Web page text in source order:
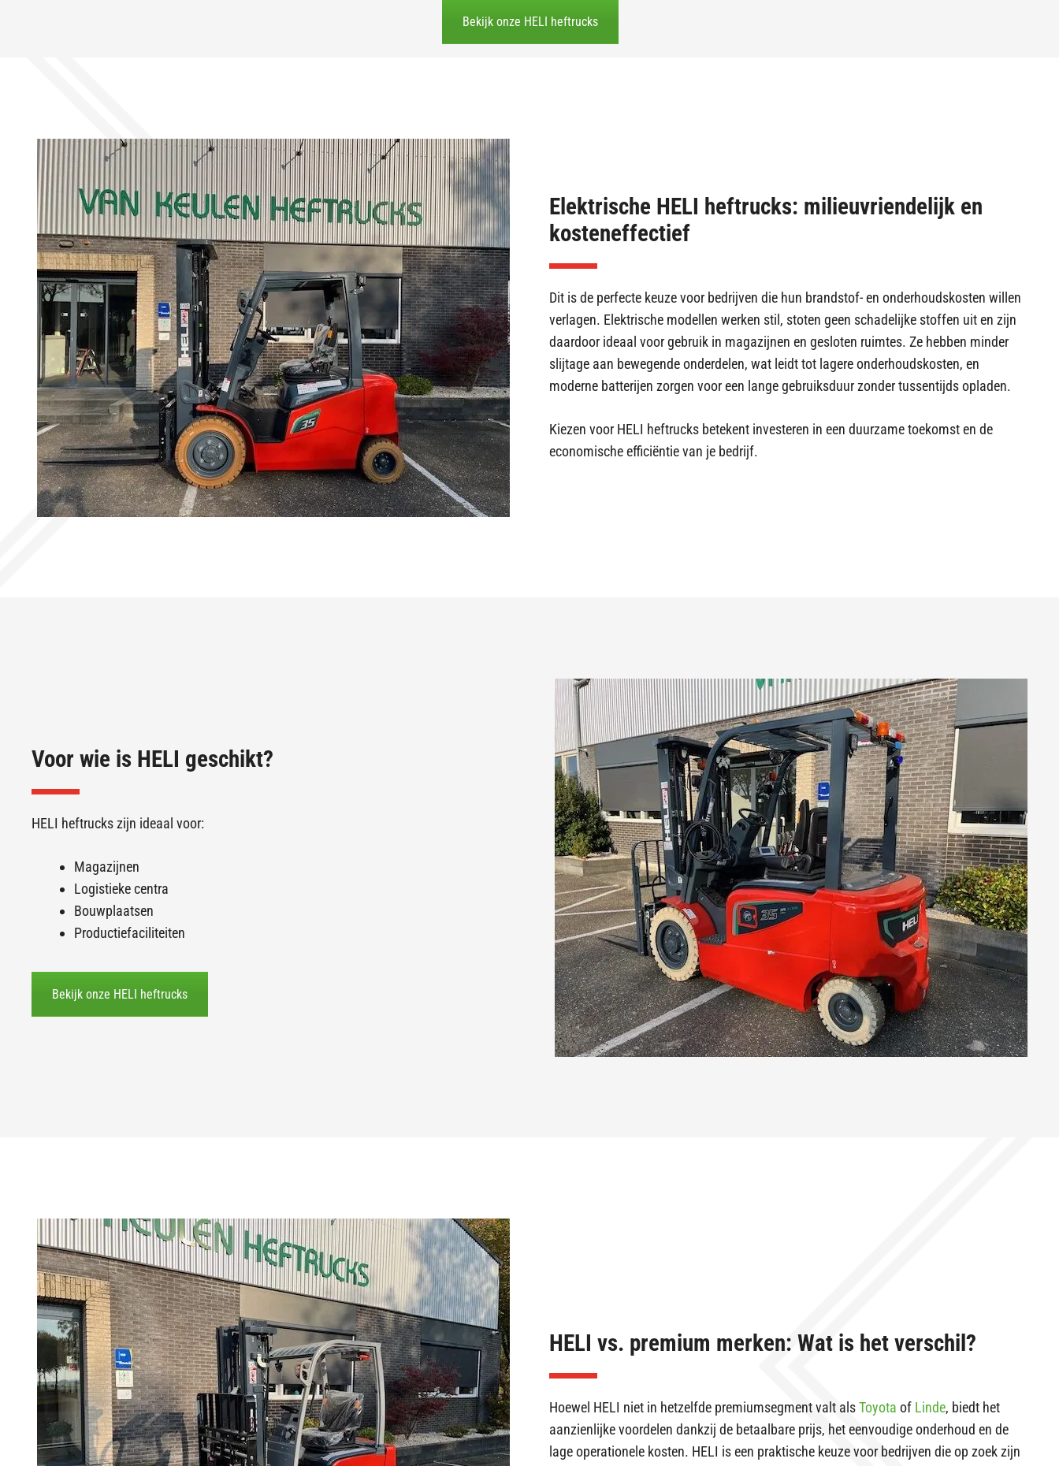
Bekijk onze HELI heftrucks
Elektrische HELI heftrucks: milieuvriendelijk en
kosteneffectief
Dit is de perfecte keuze voor bedrijven die hun brandstof- en onderhoudskosten willen
verlagen. Elektrische modellen werken stil, stoten geen schadelijke stoffen uit en zijn
daardoor ideaal voor gebruik in magazijnen en gesloten ruimtes. Ze hebben minder
slijtage aan bewegende onderdelen, wat leidt tot lagere onderhoudskosten, en
moderne batterijen zorgen voor een lange gebruiksduur zonder tussentijds opladen.
Kiezen voor HELI heftrucks betekent investeren in een duurzame toekomst en de
economische efficiëntie van je bedrijf.
Voor wie is HELI geschikt?
HELI heftrucks zijn ideaal voor:
Magazijnen
Logistieke centra
Bouwplaatsen
Productiefaciliteiten
Bekijk onze HELI heftrucks
HELI vs. premium merken: Wat is het verschil?
Hoewel HELI niet in hetzelfde premiumsegment valt alsToyota of Linde, biedt het
aanzienlijke voordelen dankzij de betaalbare prijs, het eenvoudige onderhoud en de
lage operationele kosten. HELI is een praktische keuze voor bedrijven die op zoek zijn